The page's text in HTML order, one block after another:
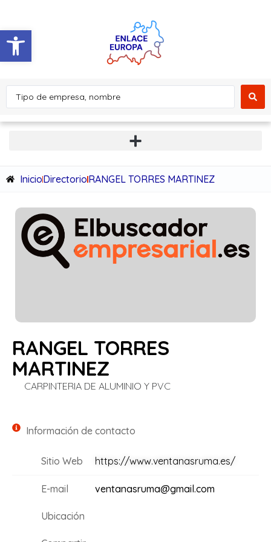
Abrir barra de herramientas
InicioDirectorioRANGEL TORRES MARTINEZ
RANGEL TORRES
MARTINEZ
CARPINTERIA DE ALUMINIO Y PVC
Información de contacto
Sitio Web https://www.ventanasruma.es/
E-mail ventanasruma@gmail.com
Ubicación